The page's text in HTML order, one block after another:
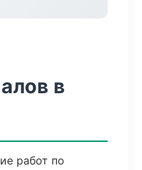
в
работ по